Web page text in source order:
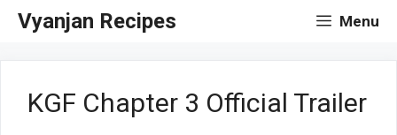
SkipVyanjan Recipes Menu
KGF Chapter 3 Official Trailer